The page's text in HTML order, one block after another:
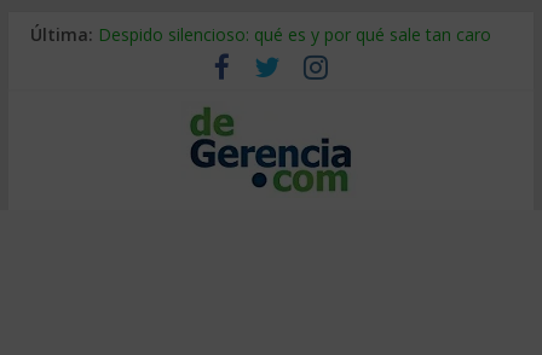
Última: Despido silencioso: qué es y por qué sale tan caro
La economía de Venezuela después del terremoto
Los 8 pasos de Kotter: liderar el cambio sin fracasar
Gestión de proyectos con IA: qué cambia en el oficio
IA y creatividad: cómo evitar que todos piensen igual